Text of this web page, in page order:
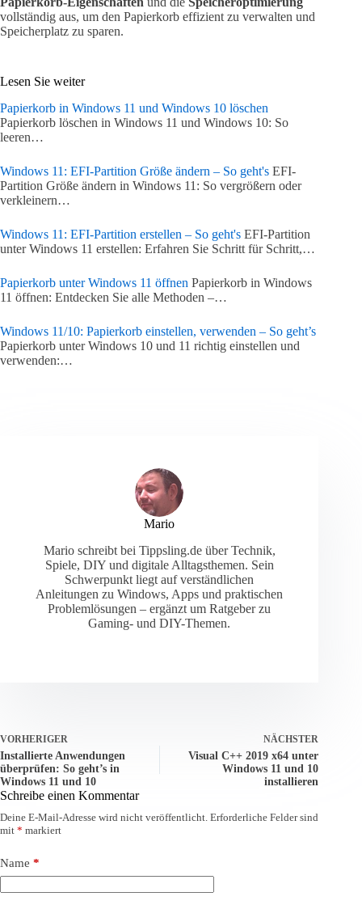
vollständig aus, um den Papierkorb effizient zu verwalten und
Speicherplatz zu sparen.
Lesen Sie weiter
Papierkorb in Windows 11 und Windows 10 löschen
Papierkorb löschen in Windows 11 und Windows 10: So
leeren…
Windows 11: EFI-Partition Größe ändern – So geht's EFI-
Partition Größe ändern in Windows 11: So vergrößern oder
verkleinern…
Windows 11: EFI-Partition erstellen – So geht's EFI-Partition
unter Windows 11 erstellen: Erfahren Sie Schritt für Schritt,…
Papierkorb unter Windows 11 öffnen Papierkorb in Windows
11 öffnen: Entdecken Sie alle Methoden –…
Windows 11/10: Papierkorb einstellen, verwenden – So geht’s
Papierkorb unter Windows 10 und 11 richtig einstellen und
verwenden:…
Mario
Mario schreibt bei Tippsling.de über Technik,
Spiele, DIY und digitale Alltagsthemen. Sein
Schwerpunkt liegt auf verständlichen
Anleitungen zu Windows, Apps und praktischen
Problemlösungen – ergänzt um Ratgeber zu
Gaming- und DIY-Themen.
VORHERIGER
Installierte Anwendungen
überprüfen: So geht’s in
Windows 11 und 10
NÄCHSTER
Visual C++ 2019 x64 unter
Windows 11 und 10
installieren
Schreibe einen Kommentar
Deine E-Mail-Adresse wird nicht veröffentlicht. Erforderliche Felder sind
mit * markiert
Name *